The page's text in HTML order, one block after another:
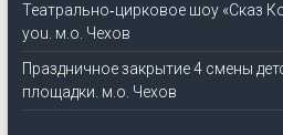
Театрально‑цирковое шоу «Сказ
you. м.о. Чехов
Праздничное закрытие 4 смены
площадки. м.о. Чехов